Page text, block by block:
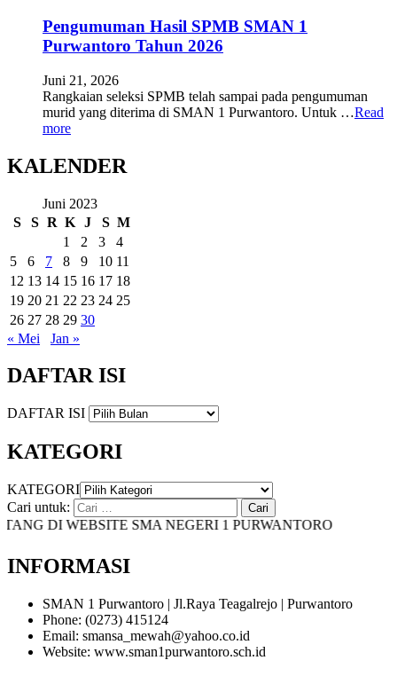
Pengumuman Hasil SPMB SMAN 1
Purwantoro Tahun 2026
Juni 21, 2026
Rangkaian seleksi SPMB telah sampai pada pengumuman
murid yang diterima di SMAN 1 Purwantoro. Untuk …Read
more
KALENDER
Juni 2023
S
S R K J S M
1
2 3
4
5
6 7 8 9 10 11
12 13 14 15 16 17 18
19 20 21 22 23 24 25
26 27 28 29 30
« Mei
Jan »
DAFTAR ISI
DAFTAR ISI
KATEGORI
KATEGORI
Cari untuk:
DI WEBSITE SMA NEGERI 1 PURWANTORO
INFORMASI
SMAN 1 Purwantoro | Jl.Raya Teagalrejo | Purwantoro
Phone: (0273) 415124
Email: smansa_mewah@yahoo.co.id
Website: www.sman1purwantoro.sch.id